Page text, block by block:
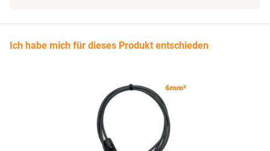
Ich habe mich für dieses Produkt entschieden